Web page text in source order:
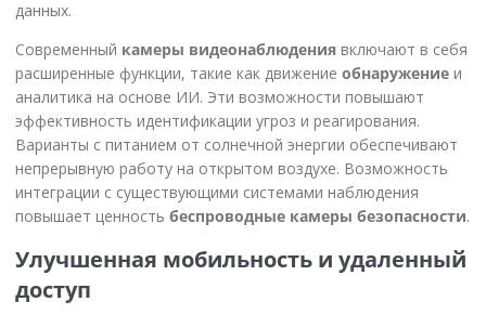
данных.
Современный камеры видеонаблюдения включают в себя
расширенные функции, такие как движение обнаружение и
аналитика на основе ИИ. Эти возможности повышают
эффективность идентификации угроз и реагирования.
Варианты с питанием от солнечной энергии обеспечивают
непрерывную работу на открытом воздухе. Возможность
интеграции с существующими системами наблюдения
повышает ценность беспроводные камеры безопасности.
Улучшенная мобильность и удаленный
доступ